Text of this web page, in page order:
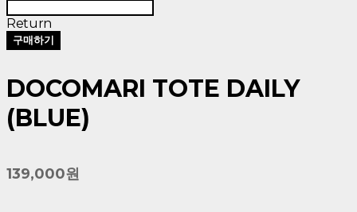
Return
구매하기
DOCOMARI TOTE DAILY
(BLUE)
139,000원